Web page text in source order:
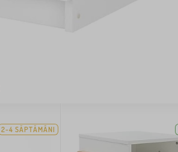
2-4 SĂPTĂMÂNI